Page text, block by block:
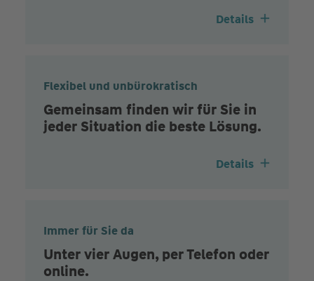
Details
Flexibel und unbürokratisch
Gemeinsam finden wir für Sie in
jeder Situation die beste Lösung.
Details
Immer für Sie da
Unter vier Augen, per Telefon oder
online.